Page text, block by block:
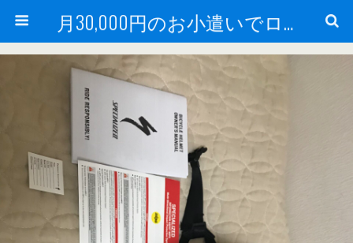
月30,000円のお小遣いでロードバイク